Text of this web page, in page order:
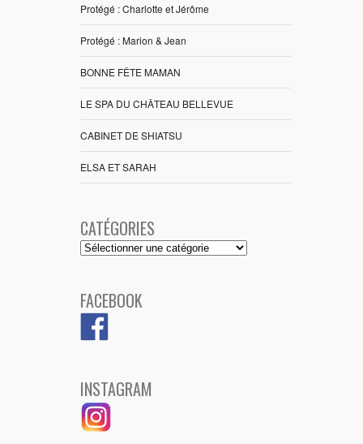
Protégé : Charlotte et Jérôme
Protégé : Marion & Jean
BONNE FÊTE MAMAN
LE SPA DU CHÂTEAU BELLEVUE
CABINET DE SHIATSU
ELSA ET SARAH
CATÉGORIES
Catégories
FACEBOOK
INSTAGRAM